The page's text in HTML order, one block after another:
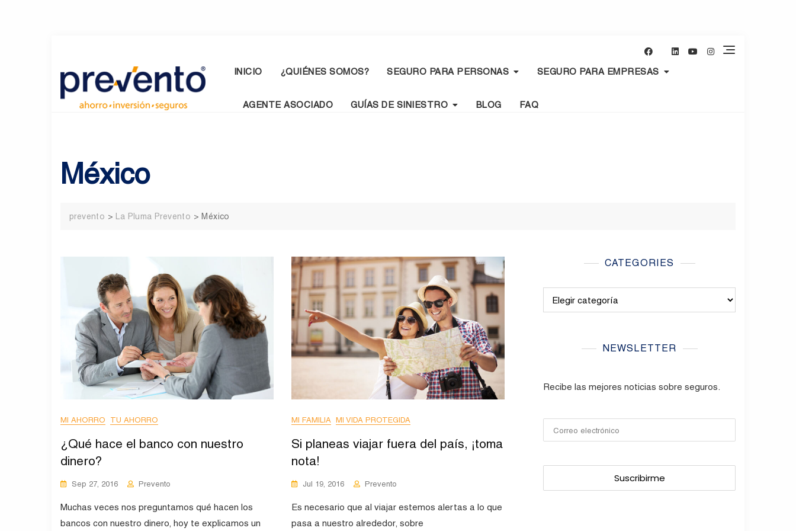
content
INICIO ¿QUIÉNES SOMOS? SEGURO PARA PERSONAS SEGURO PARA EMPRESAS
AGENTE ASOCIADO GUÍAS DE SINIESTRO BLOG FAQ
México
prevento > La Pluma Prevento > México
MI AHORRO TU AHORRO
¿Qué hace el banco con nuestro
dinero?
Sep 27, 2016 Prevento
Muchas veces nos preguntamos qué hacen los
bancos con nuestro dinero, hoy te explicamos un
MI FAMILIA MI VIDA PROTEGIDA
Si planeas viajar fuera del país, ¡toma
nota!
Jul 19, 2016 Prevento
Es necesario que al viajar estemos alertas a lo que
pasa a nuestro alrededor, sobre
CATEGORIES
NEWSLETTER
Recibe las mejores noticias sobre seguros.